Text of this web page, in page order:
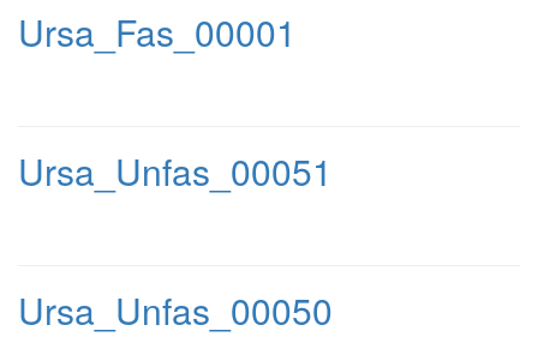
Ursa_Fas_00001
Ursa_Unfas_00051
Ursa_Unfas_00050